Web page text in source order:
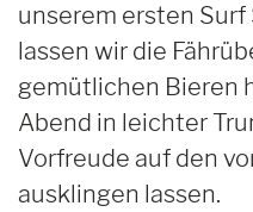
unserem ersten
lassen wir die
gemütlichen Bieren
Abend in leichter
Vorfreude auf den
ausklingen lassen.